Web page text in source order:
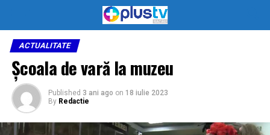
ACTUALITATE
Școala de vară la muzeu
Published 3 ani ago on 18 iulie 2023
By Redactie